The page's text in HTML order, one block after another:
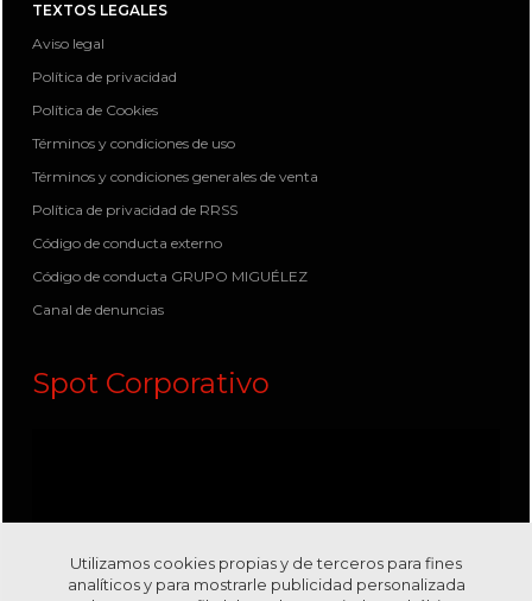
TEXTOS LEGALES
Aviso legal
Política de privacidad
Política de Cookies
Términos y condiciones de uso
Términos y condiciones generales de venta
Política de privacidad de RRSS
Código de conducta externo
Código de conducta GRUPO MIGUÉLEZ
Canal de denuncias
Spot Corporativo
Utilizamos cookies propias y de terceros para fines
analíticos y para mostrarle publicidad personalizada